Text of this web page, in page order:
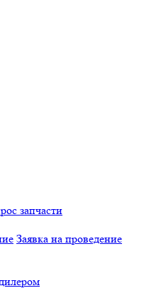
запчасти
Заявка на проведение